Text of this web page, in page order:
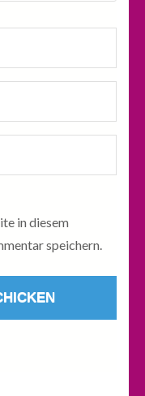
in diesem
speichern.